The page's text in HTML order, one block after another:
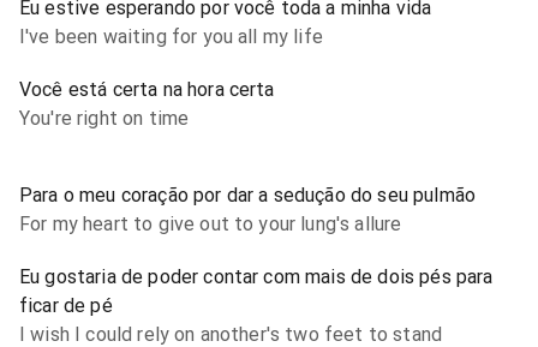
Eu estive esperando por você toda a minha vida
I've been waiting for you all my life
Você está certa na hora certa
You're right on time
Para o meu coração por dar a sedução do seu pulmão
For my heart to give out to your lung's allure
Eu gostaria de poder contar com mais de dois pés para
ficar de pé
I wish I could rely on another's two feet to stand